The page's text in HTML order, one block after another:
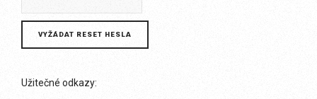
Užitečné odkazy: